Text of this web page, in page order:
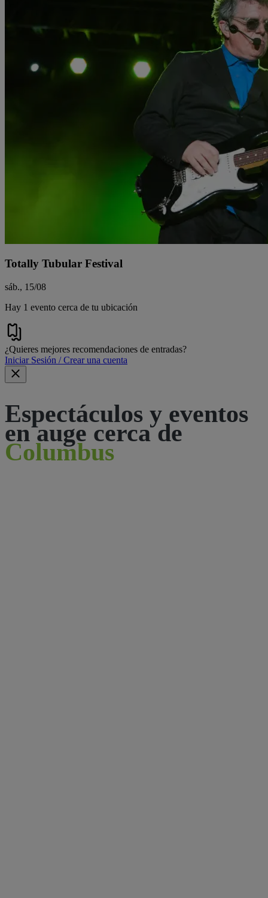
Totally Tubular Festival
sáb., 15/08
Hay 1 evento cerca de tu ubicación
¿Quieres mejores recomendaciones de entradas?
Iniciar Sesión / Crear una cuenta
Espectáculos y eventos
en auge cerca de
Columbus